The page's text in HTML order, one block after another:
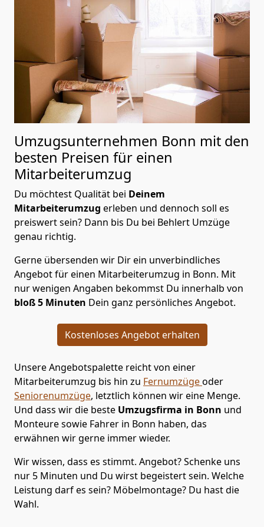
Umzugsunternehmen Bonn mit den
besten Preisen für einen
Mitarbeiterumzug
Du möchtest Qualität bei Deinem
Mitarbeiterumzug erleben und dennoch soll es
preiswert sein? Dann bis Du bei Behlert Umzüge
genau richtig.
Gerne übersenden wir Dir ein unverbindliches
Angebot für einen Mitarbeiterumzug in Bonn. Mit
nur wenigen Angaben bekommst Du innerhalb von
bloß 5 Minuten Dein ganz persönliches Angebot.
Kostenloses Angebot erhalten
Unsere Angebotspalette reicht von einer
Mitarbeiterumzug bis hin zu Fernumzügeoder
Seniorenumzüge, letztlich können wir eine Menge.
Und dass wir die beste Umzugsfirma in Bonn und
Monteure sowie Fahrer in Bonn haben, das
erwähnen wir gerne immer wieder.
Wir wissen, dass es stimmt. Angebot? Schenke uns
nur 5 Minuten und Du wirst begeistert sein. Welche
Leistung darf es sein? Möbelmontage? Du hast die
Wahl.